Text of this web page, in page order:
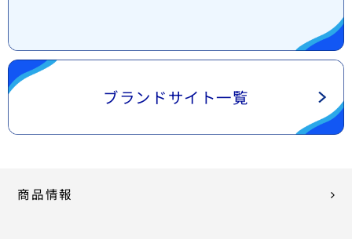
ブランドサイト一覧
商品情報